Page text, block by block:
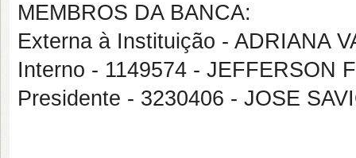
MEMBROS DA BANCA:
Externa à Instituição - ADRIANA
Interno - 1149574 - JEFFERSON
Presidente - 3230406 - JOSE